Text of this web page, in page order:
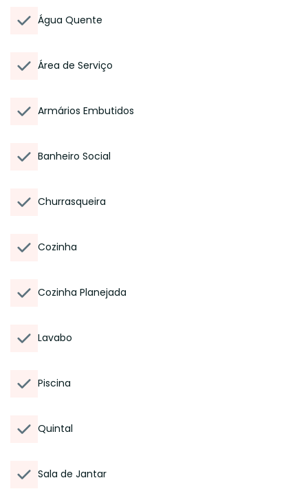
Água Quente
Área de Serviço
Armários Embutidos
Banheiro Social
Churrasqueira
Cozinha
Cozinha Planejada
Lavabo
Piscina
Quintal
Sala de Jantar